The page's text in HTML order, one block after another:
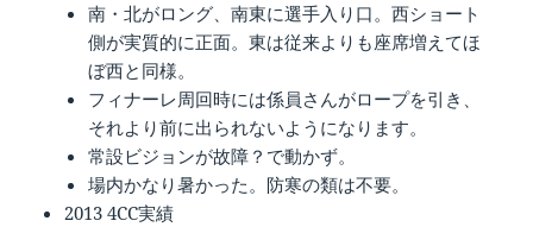
南・北がロング、南東に選手入り口。西ショート
側が実質的に正面。東は従来よりも座席増えてほ
ぼ西と同様。
フィナーレ周回時には係員さんがロープを引き、
それより前に出られないようになります。
常設ビジョンが故障？で動かず。
場内かなり暑かった。防寒の類は不要。
2013 4CC実績